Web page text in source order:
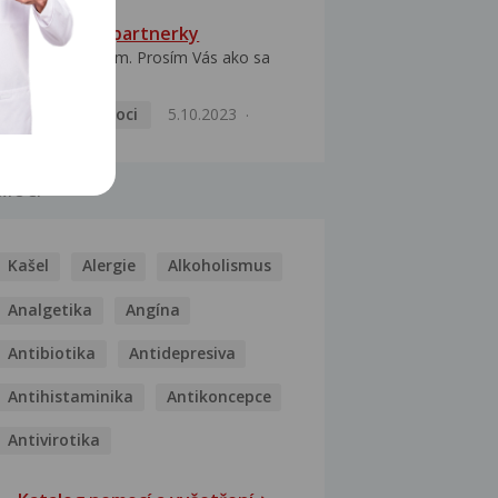
HPV typ 52 u partnerky
Dobrý deň prajem. Prosím Vás ako sa
Pohlavní nemoci
5.10.2023
Kašel Alergie Alkoholismus
Analgetika Angína
Antibiotika Antidepresiva
Antihistaminika Antikoncepce
Antivirotika